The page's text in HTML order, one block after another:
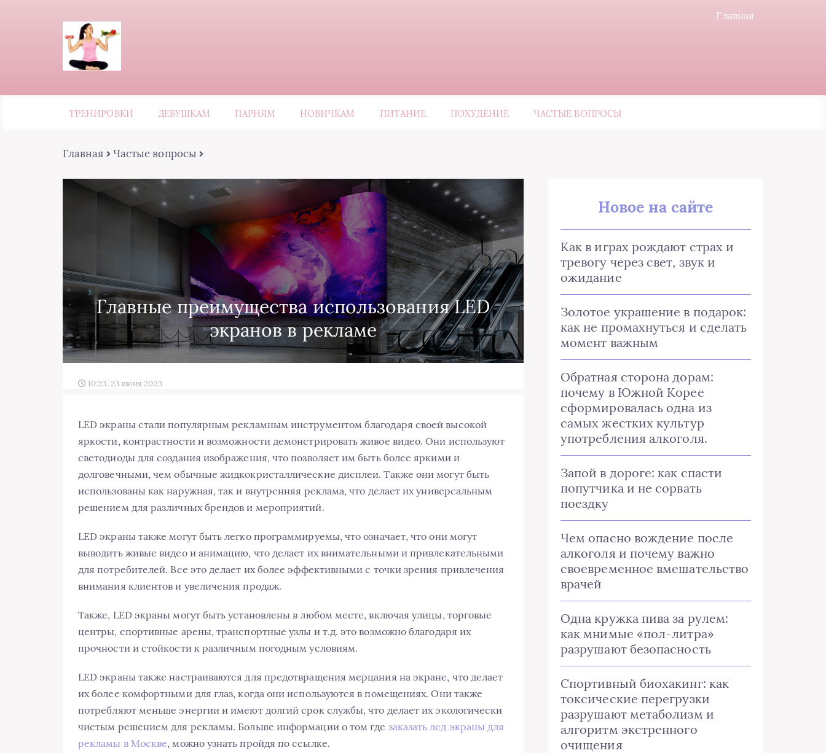
Главная
ТРЕНИРОВКИ ДЕВУШКАМ ПАРНЯМ НОВИЧКАМ ПИТАНИЕ ПОХУДЕНИЕ ЧАСТЫЕ ВОПРОСЫ
Главная Частые вопросы
Главные преимущества использования LED
экранов в рекламе
10:23, 23 июня 2023
LED экраны стали популярным рекламным инструментом благодаря своей высокой
яркости, контрастности и возможности демонстрировать живое видео. Они используют
светодиоды для создания изображения, что позволяет им быть более яркими и
долговечными, чем обычные жидкокристаллические дисплеи. Также они могут быть
использованы как наружная, так и внутренняя реклама, что делает их универсальным
решением для различных брендов и мероприятий.
LED экраны также могут быть легко программируемы, что означает, что они могут
выводить живые видео и анимацию, что делает их внимательными и привлекательными
для потребителей. Все это делает их более эффективными с точки зрения привлечения
внимания клиентов и увеличения продаж.
Также, LED экраны могут быть установлены в любом месте, включая улицы, торговые
центры, спортивные арены, транспортные узлы и т.д. это возможно благодаря их
прочности и стойкости к различным погодным условиям.
LED экраны также настраиваются для предотвращения мерцания на экране, что делает
их более комфортными для глаз, когда они используются в помещениях. Они также
потребляют меньше энергии и имеют долгий срок службы, что делает их экологически
чистым решением для рекламы. Больше информации о том где заказать лед экраны для
рекламы в Москве, можно узнать пройдя по ссылке.
Новое на сайте
Как в играх рождают страх и
тревогу через свет, звук и
ожидание
Золотое украшение в подарок:
как не промахнуться и сделать
момент важным
Обратная сторона дорам:
почему в Южной Корее
сформировалась одна из
самых жестких культур
употребления алкоголя.
Запой в дороге: как спасти
попутчика и не сорвать
поездку
Чем опасно вождение после
алкоголя и почему важно
своевременное вмешательство
врачей
Одна кружка пива за рулем:
как мнимые «пол-литра»
разрушают безопасность
Спортивный биохакинг: как
токсические перегрузки
разрушают метаболизм и
алгоритм экстренного
очищения